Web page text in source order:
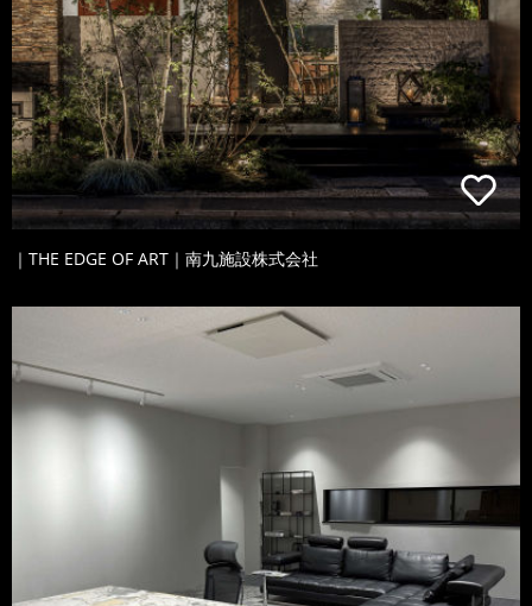
｜THE EDGE OF ART｜南九施設株式会社